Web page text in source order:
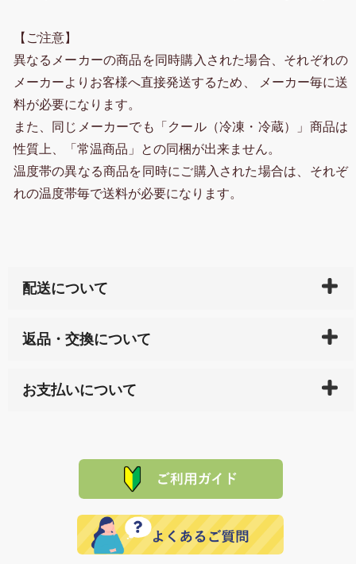
【ご注意】
異なるメーカーの商品を同時購入された場合、それぞれの
メーカーよりお客様へ直接発送するため、 メーカー毎に送
料が必要になります。
また、同じメーカーでも「クール（冷凍・冷蔵）」商品は
性質上、「常温商品」との同梱が出来ません。
温度帯の異なる商品を同時にご購入された場合は、それぞ
れの温度帯毎で送料が必要になります。
配送について
天ペイ」の方はご注文受付後）、 長崎県下全域に点在
サイト内で購入された商品の送料は、こちらの
全国送
れの生産メーカーからお客様の元へ直送いたしますの
で、 それぞれ個別に送料が必要になります。
返品・交換について
または配送途中の 事故などで不都合が生じている場合
品代金を返金いたします。）
その際は誠に申し訳ありませんが、当協会までご注文
願いいたします。
お支払いについて
た場合、お客様からの ご入金を確認した後で、商品を
定された場合は、準備出来次第の便にてお送りいたし
ます。 （到着日指定をされている場合は、ご指定の日